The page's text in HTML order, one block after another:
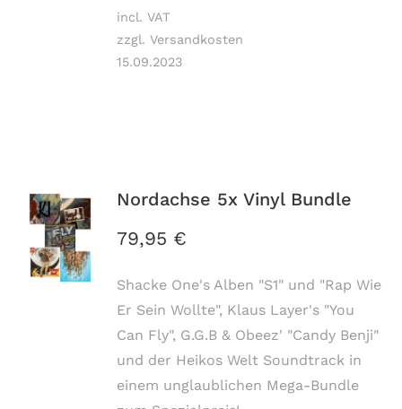
incl. VAT
zzgl. Versandkosten
15.09.2023
Nordachse 5x Vinyl Bundle
79,95 €
Shacke One's Alben "S1" und "Rap Wie
Er Sein Wollte", Klaus Layer's "You
Can Fly", G.G.B & Obeez' "Candy Benji"
und der Heikos Welt Soundtrack in
einem unglaublichen Mega-Bundle